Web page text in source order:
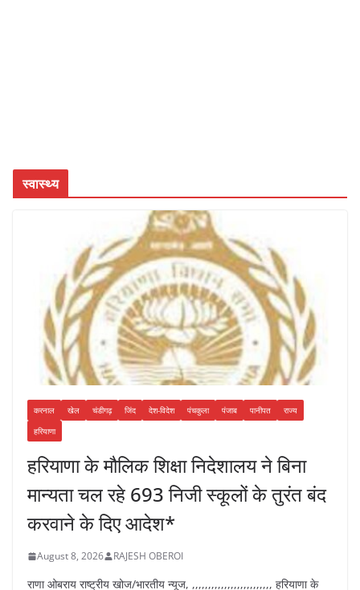
स्वास्थ्य
करनाल खेल चंडीगढ़ जिंद देश-विदेश पंचकुला पंजाब पानीपत
राज्य
हरियाणा
हरियाणा के मौलिक शिक्षा निदेशालय ने बिना
मान्यता चल रहे 693 निजी स्कूलों के तुरंत बंद
करवाने के दिए आदेश*
August 8, 2026 RAJESH OBEROI
राणा ओबराय राष्ट्रीय खोज/भारतीय न्यूज, ,,,,,,,,,,,,,,,,,,,,,,,,, हरियाणा के